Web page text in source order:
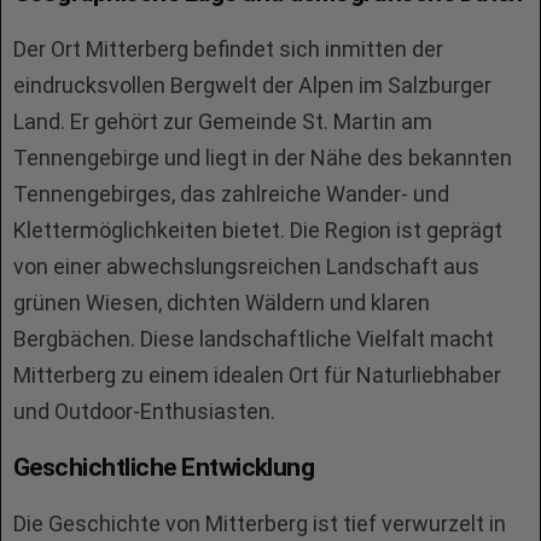
Der Ort Mitterberg befindet sich inmitten der
eindrucksvollen Bergwelt der Alpen im Salzburger
Land. Er gehört zur Gemeinde St. Martin am
Tennengebirge und liegt in der Nähe des bekannten
Tennengebirges, das zahlreiche Wander- und
Klettermöglichkeiten bietet. Die Region ist geprägt
von einer abwechslungsreichen Landschaft aus
grünen Wiesen, dichten Wäldern und klaren
Bergbächen. Diese landschaftliche Vielfalt macht
Mitterberg zu einem idealen Ort für Naturliebhaber
und Outdoor-Enthusiasten.
Geschichtliche Entwicklung
Die Geschichte von Mitterberg ist tief verwurzelt in